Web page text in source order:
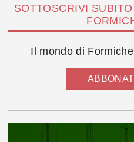
SOTTOSCRIVI
Il mondo di